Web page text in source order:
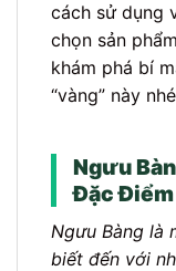
cách sử dụng
chọn sản
khám phá bí
“vàng” này
Ngưu
Đặc Điểm
Ngưu Bàng là
biết đến với